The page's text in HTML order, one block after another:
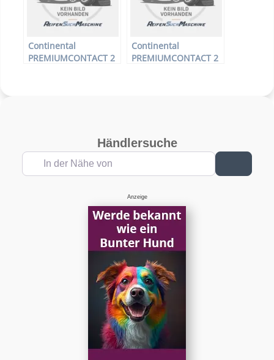
Continental
PREMIUMCONTACT 2
Continental
PREMIUMCONTACT 2
Händlersuche
In der Nähe von
Anzeige